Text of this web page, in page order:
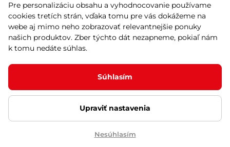
Výhodné splátky
Akcia
Pánske moto jeansy PMJ City -
modráAKCIA
Užší strih, bez vonkajšieho prešitia,
efektné dizajnové detaily, Twaron®, …
169,90 €
na sklade – 10.8. u Vás
Pre personalizáciu obsahu a vyhodnocovanie používame
cookies tretích strán, vďaka tomu pre vás dokážeme na
webe aj mimo neho zobrazovať relevantnejšie ponuky
našich produktov. Zber týchto dát nezapneme, pokiaľ nám
k tomu nedáte súhlas.
Súhlasím
Upraviť nastavenia
Nesúhlasím